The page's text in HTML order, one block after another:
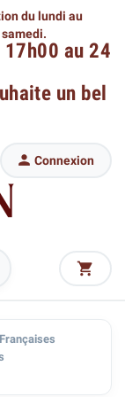
du lundi au
samedi.
au 24
un bel
 Connexion
